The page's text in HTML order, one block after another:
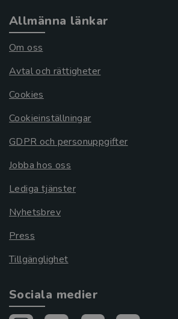
Allmänna länkar
Om oss
Avtal och rättigheter
Cookies
Cookieinställningar
GDPR och personuppgifter
Jobba hos oss
Lediga tjänster
Nyhetsbrev
Press
Tillgänglighet
Sociala medier